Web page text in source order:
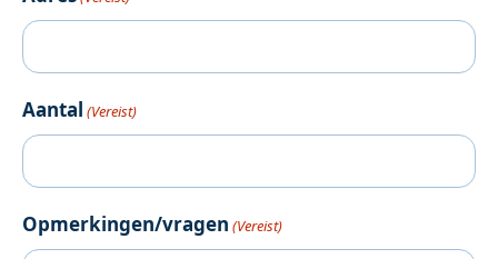
Aantal (Vereist)
Opmerkingen/vragen (Vereist)